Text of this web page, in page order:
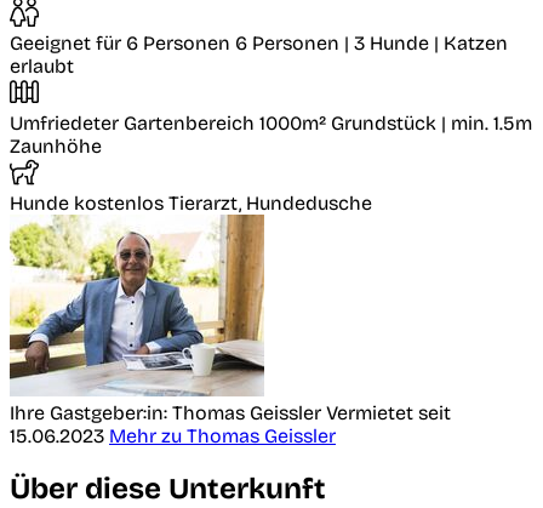
Geeignet für 6 Personen 6 Personen | 3 Hunde | Katzen
erlaubt
Umfriedeter Gartenbereich 1000m² Grundstück | min. 1.5m
Zaunhöhe
Hunde kostenlos Tierarzt, Hundedusche
Ihre Gastgeber:in: Thomas Geissler Vermietet seit
15.06.2023 Mehr zu Thomas Geissler
Über diese Unterkunft